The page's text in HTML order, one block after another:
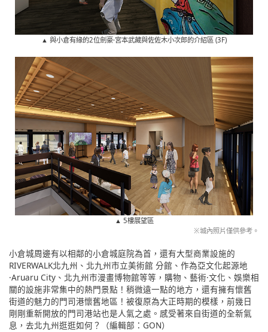
▲ 與小倉有緣的2位劍豪·宮本武藏與佐佐木小次郎的介紹區 (3F)
▲ 5樓展望區
※城內照片僅供參考。
小倉城周邊有以相鄰的小倉城庭院為首，還有大型商業設施的
RIVERWALK北九州、北九州市立美術館 分館、作為亞文化起源地
·Aruaru City、北九州市漫畫博物館等等，購物、藝術·文化、娛樂相
關的設施非常集中的熱門景點！稍微遠一點的地方，還有擁有懷舊
街道的魅力的門司港懷舊地區！被復原為大正時期的模樣，前幾日
剛剛重新開放的門司港站也是人氣之處。感受著來自街道的全新氣
息，去北九州逛逛如何？（編輯部：GON）